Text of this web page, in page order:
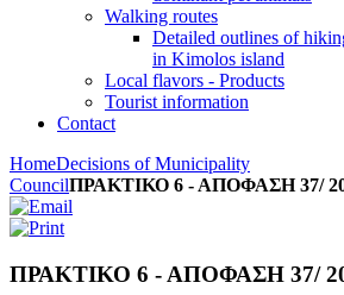
Walking routes
Detailed outlines of
in Kimolos island
Local flavors - Products
Tourist information
Contact
HomeDecisions of Municipality
CouncilΠΡΑΚΤΙΚΟ 6 - ΑΠΟΦΑΣΗ 37/
ΠΡΑΚΤΙΚΟ 6 - ΑΠΟΦΑΣΗ 37/